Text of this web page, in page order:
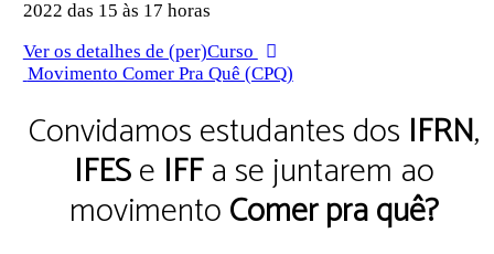
2022 das 15 às 17 horas
Ver os detalhes de (per)Curso
Movimento Comer Pra Quê (CPQ)
Convidamos estudantes dos IFRN,
IFESe IFFa se juntarem ao
movimentoComer pra quê?